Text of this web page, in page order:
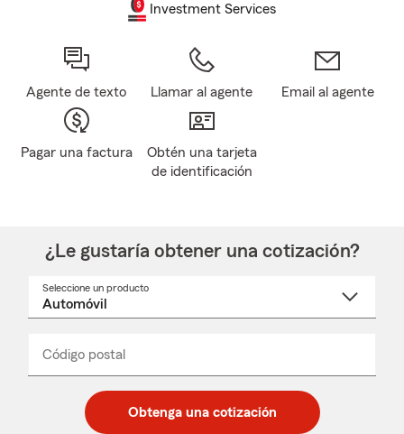
Investment Services
Agente de texto Llamar al agente Email al agente
Pagar una factura
Obtén una tarjeta
de identificación
¿Le gustaría obtener una cotización?
Seleccione un producto
desplegable
Código postal
de
de
_____
Obtenga una cotización